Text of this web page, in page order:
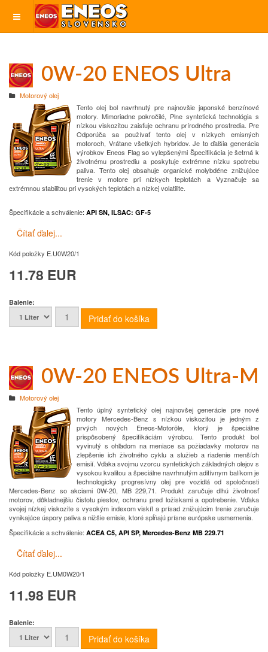
0W-20 ENEOS Ultra
Motorový olej
Tento olej bol navrhnutý pre najnovšie japonské benzínové
motory. Mimoriadne pokročilé, Plne syntetická technológia s
nízkou viskozitou zaisťuje ochranu prírodného prostredia. Pre
Odporúča sa používať tento olej v nízkych emisných
motoroch, Vrátane všetkých hybridov. Je to ďalšia generácia
výrobkov Eneos Flag so vylepšenými Špecifikácia je šetrná k
životnému prostrediu a poskytuje extrémne nízku spotrebu
paliva. Tento olej obsahuje organické molybdéne znižujúce
trenie v motore pri nízkych teplotách a Vyznačuje sa
extrémnou stabilitou pri vysokých teplotách a nízkej volatilite.
Špecifikácie a schválenie: API SN, ILSAC: GF-5
Čítať ďalej...
Kód položky E.U0W20/1
11.78 EUR
Balenie:
0W-20 ENEOS Ultra-M
Motorový olej
Tento úplný syntetický olej najnovšej generácie pre nové
motory Mercedes-Benz s nízkou viskozitou je jedným z
prvých nových Eneos-Motoröle, ktorý je špeciálne
prispôsobený špecifikáciám výrobcu.
Tento produkt bol
vyvinutý s ohľadom na meniace sa požiadavky motorov na
zlepšenie ich životného cyklu a služieb a riadenie menších
emisií. Vďaka svojmu vzorcu syntetických základných olejov s
vysokou kvalitou a špeciálne navrhnutým aditívnym balíkom je
technologicky progresívny olej pre vozidlá od spoločnosti
Mercedes-Benz so akciami 0W-20, MB 229,71. Produkt zaručuje dlhú životnosť
motorov, dôkladnejšiu čistotu piestov, ochranu pred ložiskami a opotrebenie. Vďaka
svojej nízkej viskozite s vysokým indexom viskít a prísad znižujúcim trenie zaručuje
vynikajúce úspory paliva a nižšie emisie, ktoré spĺňajú prísne európske usmernenia.
Špecifikácie a schválenie: ACEA C5, API SP, Mercedes-Benz MB 229.71
Čítať ďalej...
Kód položky E.UM0W20/1
11.98 EUR
Balenie: